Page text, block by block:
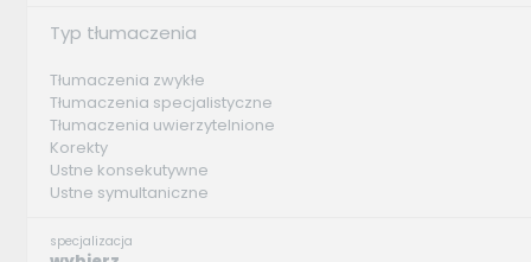
Typ tłumaczenia
Tłumaczenia zwykłe
Tłumaczenia specjalistyczne
Tłumaczenia uwierzytelnione
Korekty
Ustne konsekutywne
Ustne symultaniczne
specjalizacja